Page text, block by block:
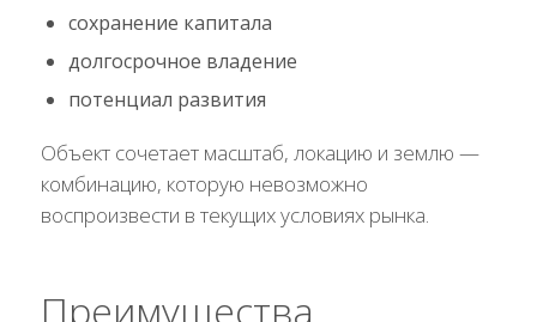
сохранение капитала
долгосрочное владение
потенциал развития
Объект сочетает масштаб, локацию и землю —
комбинацию, которую невозможно
воспроизвести в текущих условиях рынка.
Преимущества